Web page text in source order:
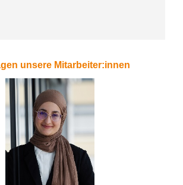
unsere Mitarbeiter:innen